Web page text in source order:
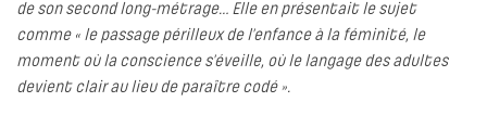
de son second long-métrage… Elle en présentait le sujet
comme « le passage périlleux de l’enfance à la féminité, le
moment où la conscience s’éveille, où le langage des adultes
devient clair au lieu de paraître codé ».